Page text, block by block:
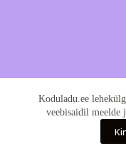
Koduladu.ee
veebisaidil meelde